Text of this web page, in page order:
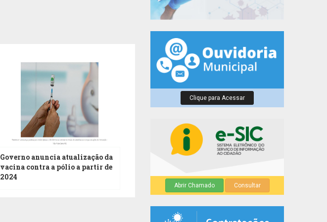
Governo anuncia atualização da
vacina contra a pólio a partir de
2024
Clique para Acessar
Abrir Chamado Consultar